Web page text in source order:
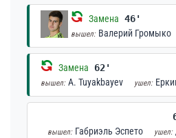
Замена 46'
вышел: Валерий Громыко
Замена 62'
вышел: A. Tuyakbayev ушел:
вышел: Габриэль Эспето ушел: